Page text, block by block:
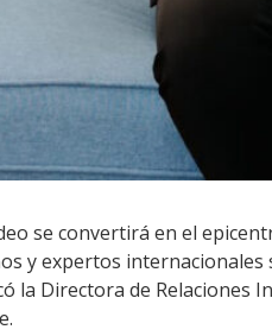
se convertirá en el
y expertos
la Directora de Relaciones